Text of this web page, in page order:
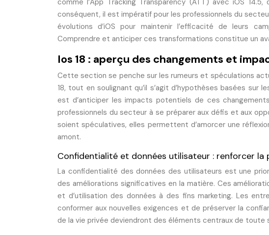
comme l’App Tracking Transparency (ATT) avec iOS
conséquent, il est impératif pour les professionnels du
évolutions d’iOS pour maintenir l’efficacité de leurs
Comprendre et anticiper ces transformations constitue un
Ios 18 : aperçu des changements et
Cette section se penche sur les rumeurs et spéculations
18, tout en soulignant qu’il s’agit d’hypothèses basées sur
est d’anticiper les impacts potentiels de ces
professionnels du secteur à se préparer aux défis et aux
soient spéculatives, elles permettent d’amorcer une
amont.
Confidentialité et données utilisateur : renforcer
La confidentialité des données des utilisateurs est une
des améliorations significatives en la matière. Ces
et d’utilisation des données à des fins marketing. Les
conformer aux nouvelles exigences et de préserver la
de la vie privée deviendront des éléments centraux de toute